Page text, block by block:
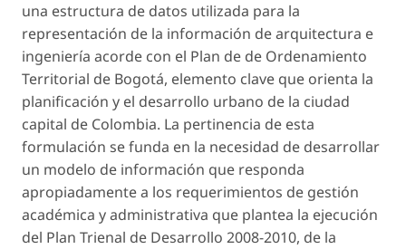
una estructura de datos utilizada para la
representación de la información de arquitectura e
ingeniería acorde con el Plan de de Ordenamiento
Territorial de Bogotá, elemento clave que orienta la
planificación y el desarrollo urbano de la ciudad
capital de Colombia. La pertinencia de esta
formulación se funda en la necesidad de desarrollar
un modelo de información que responda
apropiadamente a los requerimientos de gestión
académica y administrativa que plantea la ejecución
del Plan Trienal de Desarrollo 2008-2010, de la